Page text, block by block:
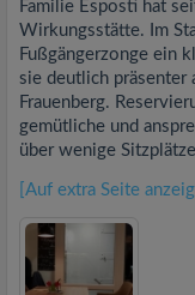
Familie Esposti hat
Wirkungsstätte. Im
Fußgängerzonge ein
sie deutlich präsenter
Frauenberg.
gemütliche und
über wenige
[Auf extra Seite